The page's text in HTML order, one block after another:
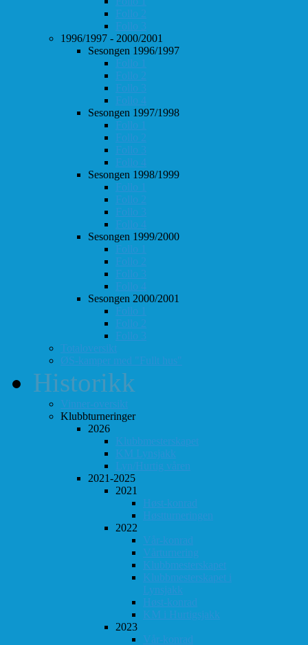
Follo 2
Follo 3
1996/1997 - 2000/2001
Sesongen 1996/1997
Follo 1
Follo 2
Follo 3
Follo 4
Sesongen 1997/1998
Follo 1
Follo 2
Follo 3
Follo 4
Sesongen 1998/1999
Follo 1
Follo 2
Follo 3
Follo 4
Sesongen 1999/2000
Follo 1
Follo 2
Follo 3
Follo 4
Sesongen 2000/2001
Follo 1
Follo 2
Follo 3
Totaloversikt
ØS-kamper med "Fullt hus"
Historikk
Vinner-oversikt
Klubbturneringer
2026
Klubbmesterskapet
KM Lynsjakk
Lyn/Hurtig våren
2021-2025
2021
Høst-konrad
Høstturneringen
2022
Vår-konrad
Vårturnering
Klubbmesterskapet
Klubbmesterskapet i
Lynsjakk
Høst-konrad
KM i Hurtigsjakk
2023
Vår-konrad